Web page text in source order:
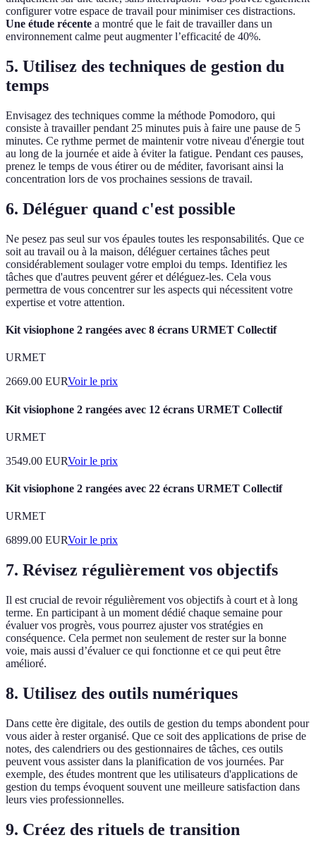
configurer votre espace de travail pour minimiser ces distractions.
Une étude récente a montré que le fait de travailler dans un
environnement calme peut augmenter l’efficacité de 40%.
5. Utilisez des techniques de gestion du
temps
Envisagez des techniques comme la méthode Pomodoro, qui
consiste à travailler pendant 25 minutes puis à faire une pause de 5
minutes. Ce rythme permet de maintenir votre niveau d'énergie tout
au long de la journée et aide à éviter la fatigue. Pendant ces pauses,
prenez le temps de vous étirer ou de méditer, favorisant ainsi la
concentration lors de vos prochaines sessions de travail.
6. Déléguer quand c'est possible
Ne pesez pas seul sur vos épaules toutes les responsabilités. Que ce
soit au travail ou à la maison, déléguer certaines tâches peut
considérablement soulager votre emploi du temps. Identifiez les
tâches que d'autres peuvent gérer et déléguez-les. Cela vous
permettra de vous concentrer sur les aspects qui nécessitent votre
expertise et votre attention.
Kit visiophone 2 rangées avec 8 écrans URMET Collectif
URMET
2669.00 EURVoir le prix
Kit visiophone 2 rangées avec 12 écrans URMET Collectif
URMET
3549.00 EURVoir le prix
Kit visiophone 2 rangées avec 22 écrans URMET Collectif
URMET
6899.00 EURVoir le prix
7. Révisez régulièrement vos objectifs
Il est crucial de revoir régulièrement vos objectifs à court et à long
terme. En participant à un moment dédié chaque semaine pour
évaluer vos progrès, vous pourrez ajuster vos stratégies en
conséquence. Cela permet non seulement de rester sur la bonne
voie, mais aussi d’évaluer ce qui fonctionne et ce qui peut être
amélioré.
8. Utilisez des outils numériques
Dans cette ère digitale, des outils de gestion du temps abondent pour
vous aider à rester organisé. Que ce soit des applications de prise de
notes, des calendriers ou des gestionnaires de tâches, ces outils
peuvent vous assister dans la planification de vos journées. Par
exemple, des études montrent que les utilisateurs d'applications de
gestion du temps évoquent souvent une meilleure satisfaction dans
leurs vies professionnelles.
9. Créez des rituels de transition